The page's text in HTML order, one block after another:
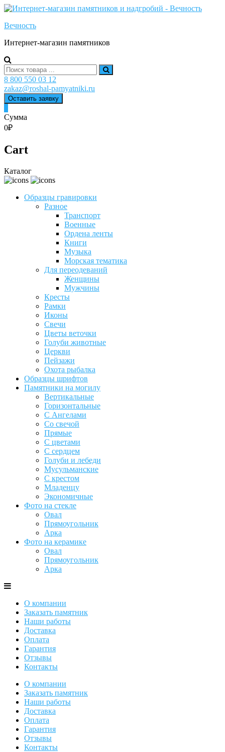
Skip
content
Вечность
Интернет-магазин памятников
Search
for:
8 800 550 03 12
zakaz@roshal-pamyatniki.ru
Оставить заявку
Сумма
0₽
Cart
Каталог
Образцы гравировки
Разное
Транспорт
Военные
Ордена ленты
Книги
Музыка
Морская тематика
Для переодеваний
Женщины
Мужчины
Кресты
Рамки
Иконы
Свечи
Цветы веточки
Голуби животные
Церкви
Пейзажи
Охота рыбалка
Образцы шрифтов
Памятники на могилу
Вертикальные
Горизонтальные
С Ангелами
Со свечой
Прямые
С цветами
С сердцем
Голуби и лебеди
Мусульманские
С крестом
Младенцу
Экономичные
Фото на стекле
Овал
Прямоугольник
Арка
Фото на керамике
Овал
Прямоугольник
Арка
О компании
Заказать памятник
Наши работы
Доставка
Оплата
Гарантия
Отзывы
Контакты
О компании
Заказать памятник
Наши работы
Доставка
Оплата
Гарантия
Отзывы
Контакты